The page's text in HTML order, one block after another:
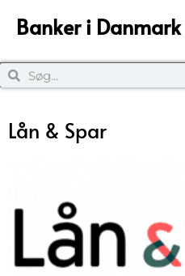
Banker i Danmark
Lån & Spar